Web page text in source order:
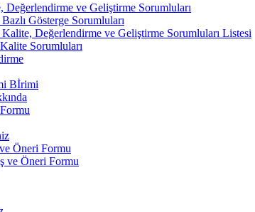
ve Geliştirme Sorumluları
Gösterge Sorumluları
Değerlendirme ve Geliştirme Sorumluları Listesi
Sorumluları
Bİrimi
Öneri Formu
ve Öneri Formu